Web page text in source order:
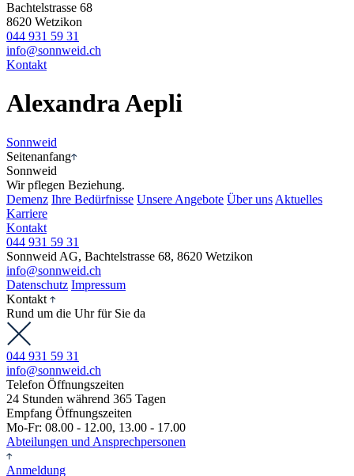
Bachtelstrasse 68
8620 Wetzikon
044 931 59 31
info@sonnweid.ch
Kontakt
Alexandra Aepli
Sonnweid
Seitenanfang
Sonnweid
Wir pflegen Beziehung.
Demenz Ihre Bedürfnisse Unsere Angebote Über uns Aktuelles
Karriere
Kontakt
044 931 59 31
Sonnweid AG, Bachtelstrasse 68, 8620 Wetzikon
info@sonnweid.ch
Datenschutz Impressum
Kontakt
Rund um die Uhr für Sie da
044 931 59 31
info@sonnweid.ch
Telefon Öffnungszeiten
24 Stunden während 365 Tagen
Empfang Öffnungszeiten
Mo-Fr: 08.00 - 12.00, 13.00 - 17.00
Abteilungen und Ansprechpersonen
Anmeldung